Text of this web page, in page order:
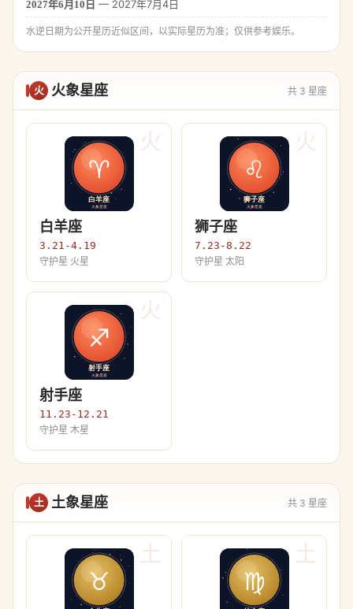
2027年6月10日 — 2027年7月4日
水逆日期为公开星历近似区间，以实际星历为准；仅供参考娱乐。
火 火象星座 共 3 星座
火
白羊座
3.21-4.19
守护星 火星
火
狮子座
7.23-8.22
守护星 太阳
火
射手座
11.23-12.21
守护星 木星
土 土象星座 共 3 星座
土 土